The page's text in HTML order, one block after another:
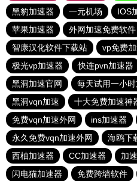
黑豹加速器
一元机场 IOS
苹果加速器
外网加速免费软件
智康汉化软件下载站
vp免费
极光vp加速器
快连pvn加速器
黑洞加速官网
每天试用一小
黑洞vqn加速
十大免费加速神
免费vqn加速外网
ins加速器
永久免费vqn加速外网
海鸥下
西柚加速器
CC加速器 加
闪电猫加速器
免费跨墙软件